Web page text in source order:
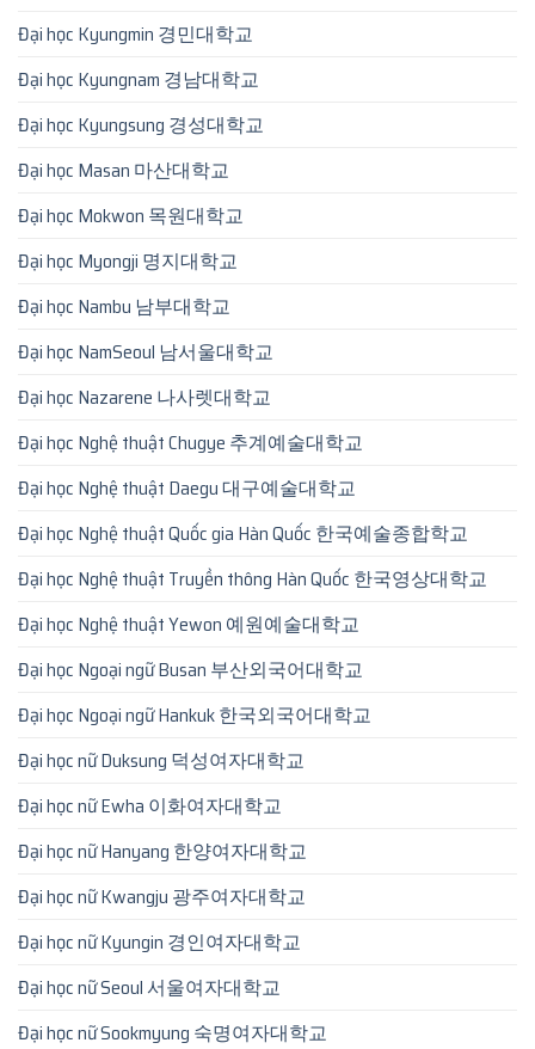
Đại học Kyungmin 경민대학교
Đại học Kyungnam 경남대학교
Đại học Kyungsung 경성대학교
Đại học Masan 마산대학교
Đại học Mokwon 목원대학교
Đại học Myongji 명지대학교
Đại học Nambu 남부대학교
Đại học NamSeoul 남서울대학교
Đại học Nazarene 나사렛대학교
Đại học Nghệ thuật Chugye 추계예술대학교
Đại học Nghệ thuật Daegu 대구예술대학교
Đại học Nghệ thuật Quốc gia Hàn Quốc 한국예술종합학교
Đại học Nghệ thuật Truyền thông Hàn Quốc 한국영상대학교
Đại học Nghệ thuật Yewon 예원예술대학교
Đại học Ngoại ngữ Busan 부산외국어대학교
Đại học Ngoại ngữ Hankuk 한국외국어대학교
Đại học nữ Duksung 덕성여자대학교
Đại học nữ Ewha 이화여자대학교
Đại học nữ Hanyang 한양여자대학교
Đại học nữ Kwangju 광주여자대학교
Đại học nữ Kyungin 경인여자대학교
Đại học nữ Seoul 서울여자대학교
Đại học nữ Sookmyung 숙명여자대학교